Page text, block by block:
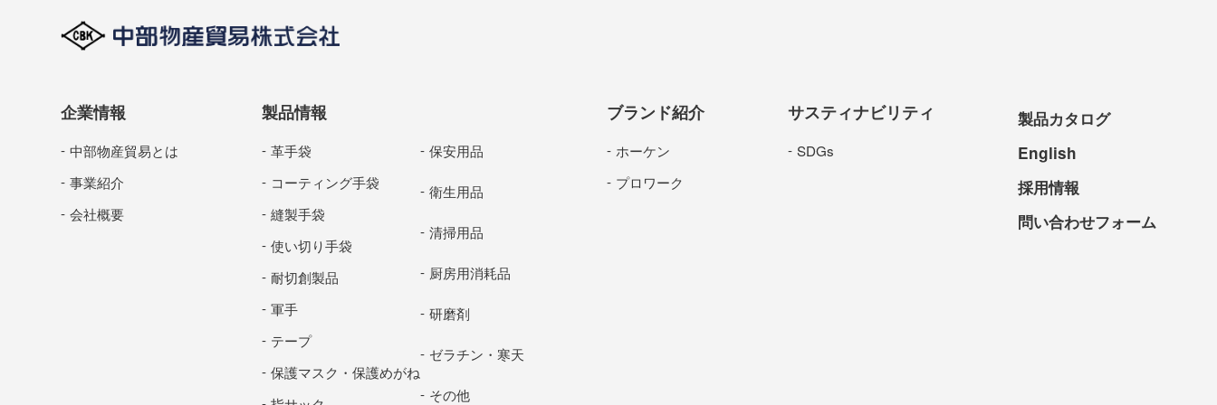
企業情報
中部物産貿易とは
事業紹介
会社概要
製品情報
革手袋
コーティング手袋
縫製手袋
使い切り手袋
耐切創製品
軍手
テープ
保護マスク・保護めがね
保安用品
衛生用品
清掃用品
厨房用消耗品
研磨剤
ゼラチン・寒天
その他
ブランド紹介
ホーケン
プロワーク
サスティナビリティ
SDGs
製品カタログ
English
採用情報
問い合わせフォーム